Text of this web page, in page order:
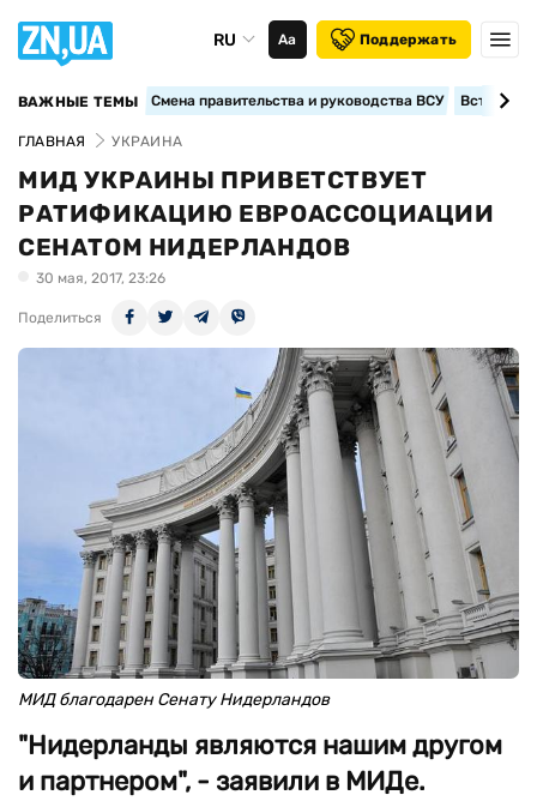
RU Аа Поддержать
ВАЖНЫЕ ТЕМЫ Смена правительства и руководства ВСУ
ГЛАВНАЯ УКРАИНА
МИД УКРАИНЫ ПРИВЕТСТВУЕТ
РАТИФИКАЦИЮ ЕВРОАССОЦИАЦИИ
СЕНАТОМ НИДЕРЛАНДОВ
30 мая, 2017, 23:26
Поделиться
МИД благодарен Сенату Нидерландов
"Нидерланды являются нашим другом
и партнером", - заявили в МИДе.